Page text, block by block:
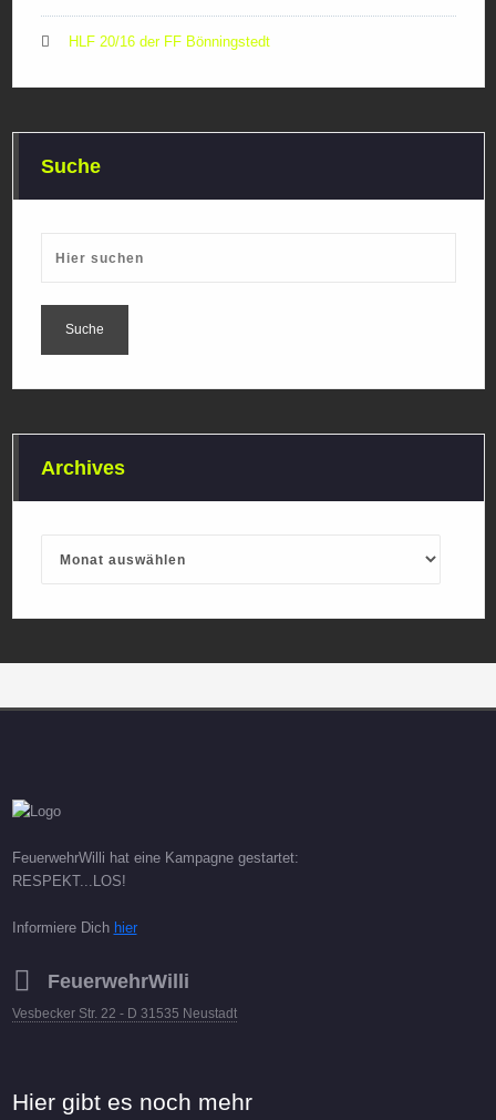
HLF 20/16 der FF Bönningstedt
Suche
Archives
FeuerwehrWilli hat eine Kampagne gestartet:
RESPEKT...LOS!
Informiere Dich hier
FeuerwehrWilli
Vesbecker Str. 22 - D 31535 Neustadt
Hier gibt es noch mehr